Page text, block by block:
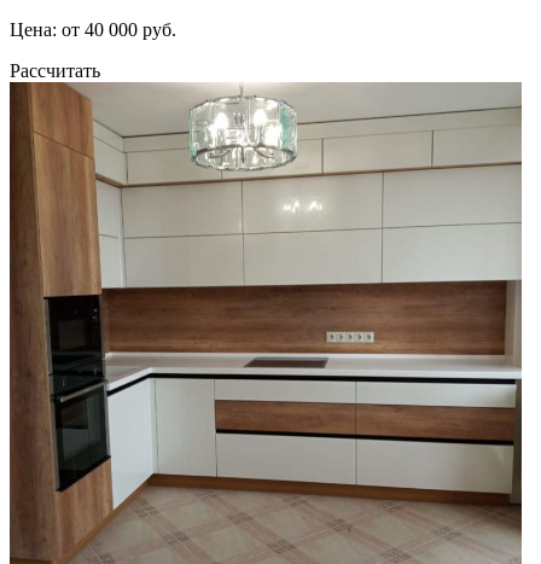
Цена: от 40 000 руб.
Рассчитать